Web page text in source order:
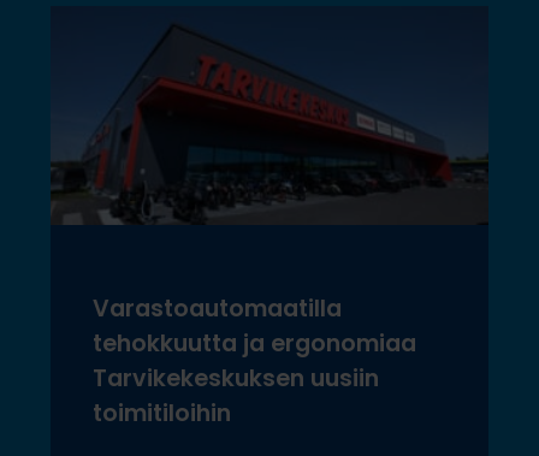
Varastoautomaatilla
tehokkuutta ja ergonomiaa
Tarvikekeskuksen uusiin
toimitiloihin